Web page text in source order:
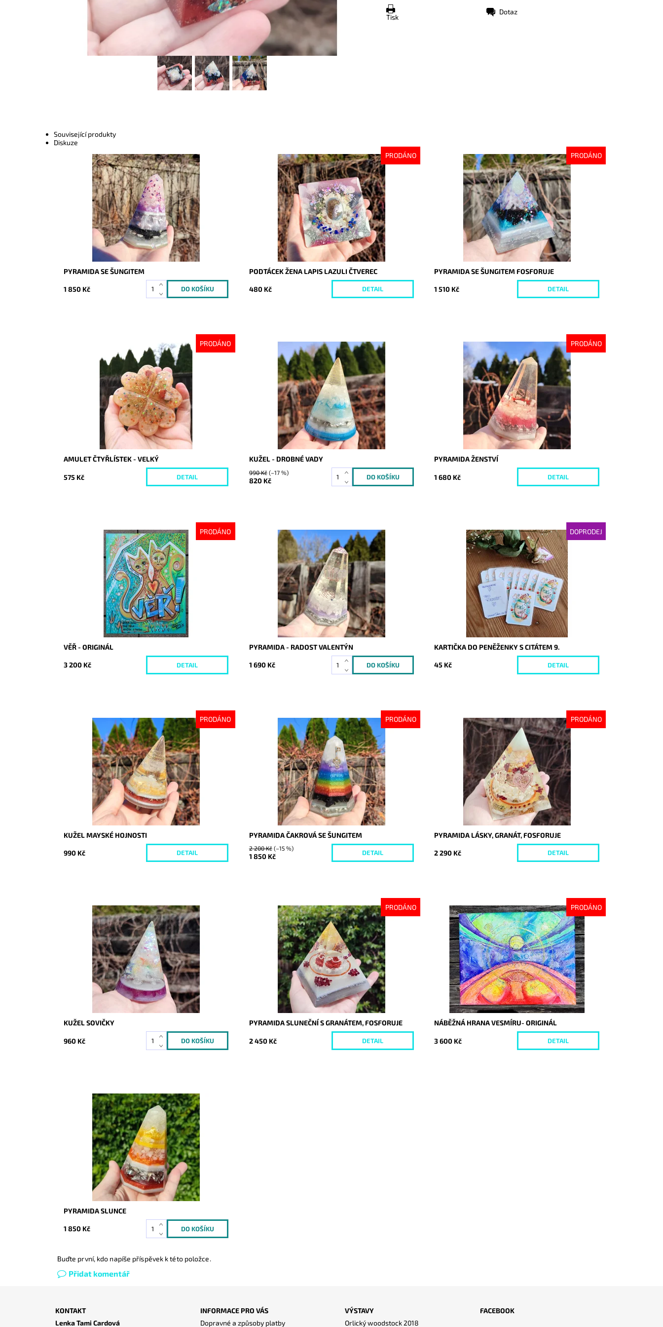
Tisk
Dotaz
Související produkty
Diskuze
Dostupnost:
Skladem
8083
PYRAMIDA SE ŠUNGITEM
1 850 Kč
PRODÁNO
Dostupnost:
Vyprodáno
7877
PODTÁCEK ŽENA LAPIS LAZULI ČTVEREC
480 Kč DETAIL
PRODÁNO
Dostupnost:
Vyprodáno
8354
PYRAMIDA SE ŠUNGITEM FOSFORUJE
1 510 Kč DETAIL
PRODÁNO
Dostupnost:
Vyprodáno
3400
AMULET ČTYŘLÍSTEK - VELKÝ
575 Kč DETAIL
Dostupnost:
Skladem
5186
KUŽEL - DROBNÉ VADY
990 Kč(–17 %)
820 Kč
PRODÁNO
Dostupnost:
Vyprodáno
5623
PYRAMIDA ŽENSTVÍ
1 680 Kč DETAIL
PRODÁNO
Vyprodáno
8352
VĚŘ - ORIGINÁL
3 200 Kč DETAIL
Dostupnost:
Skladem
5966
PYRAMIDA - RADOST VALENTÝN
1 690 Kč
DOPRODEJ
Dostupnost:
Momentálně nedostupné
6338
KARTIČKA DO PENĚŽENKY S CITÁTEM 9.
45 Kč DETAIL
PRODÁNO
Dostupnost:
Vyprodáno
7615
KUŽEL MAYSKÉ HOJNOSTI
990 Kč DETAIL
PRODÁNO
Dostupnost:
Vyprodáno
7616
PYRAMIDA ČAKROVÁ SE ŠUNGITEM
2 200 Kč(–15 %)
1 850 Kč DETAIL
PRODÁNO
Dostupnost:
Vyprodáno
8368
PYRAMIDA LÁSKY, GRANÁT, FOSFORUJE
2 290 Kč DETAIL
Dostupnost:
Skladem
8386
KUŽEL SOVIČKY
960 Kč
PRODÁNO
Dostupnost:
Vyprodáno
8663
PYRAMIDA SLUNEČNÍ S GRANÁTEM, FOSFORUJE
2 450 Kč DETAIL
PRODÁNO
Dostupnost:
Vyprodáno
8672
NÁBĚŽNÁ HRANA VESMÍRU- ORIGINÁL
3 600 Kč DETAIL
Dostupnost:
Skladem
8747
PYRAMIDA SLUNCE
1 850 Kč
Buďte první, kdo napíše příspěvek k této položce.
Přidat komentář
KONTAKT
Lenka Tami Cardová
INFORMACE PRO VÁS
Dopravné a způsoby platby
VÝSTAVY
Orlický woodstock 2018
FACEBOOK